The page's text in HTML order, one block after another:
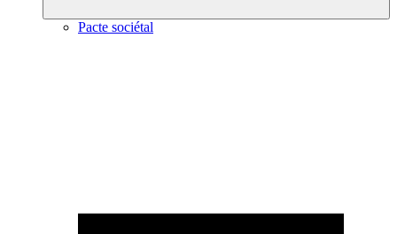
Pacte sociétal